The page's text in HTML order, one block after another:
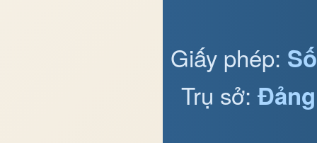
Giấy phép:
Trụ sở: